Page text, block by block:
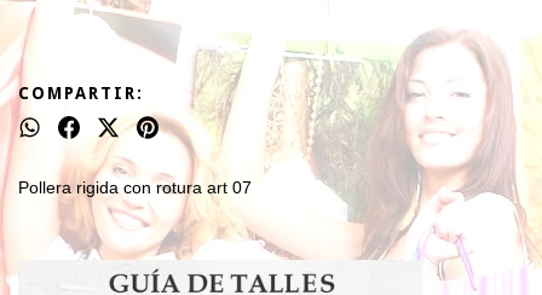
COMPARTIR:
Pollera rigida con rotura art 07